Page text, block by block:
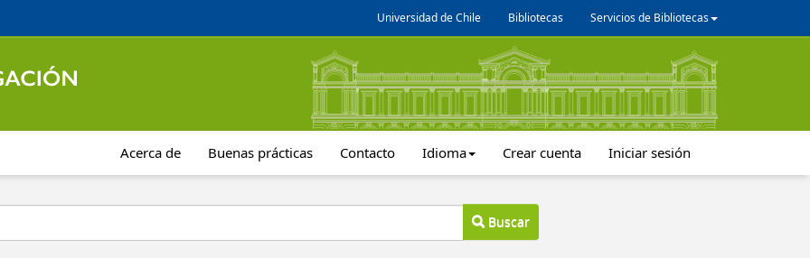
Universidad de Chile Bibliotecas Servicios de Bibliotecas
Acerca de Buenas prácticas Contacto Idioma Crear cuenta Iniciar sesión
Buscar